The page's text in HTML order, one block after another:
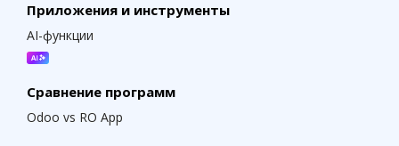
Приложения и инструменты
AI-функции
Сравнение программ
Odoo vs RO App